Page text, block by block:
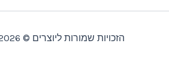
הזכויות שמורות ליוצרים © 2026 חומר פתוח |